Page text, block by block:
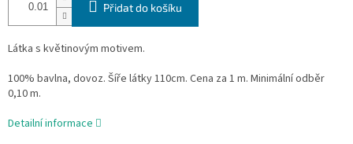
Přidat do košíku
Látka s květinovým motivem.
100% bavlna, dovoz. Šíře látky 110cm. Cena za 1 m. Minimální odběr
0,10 m.
Detailní informace